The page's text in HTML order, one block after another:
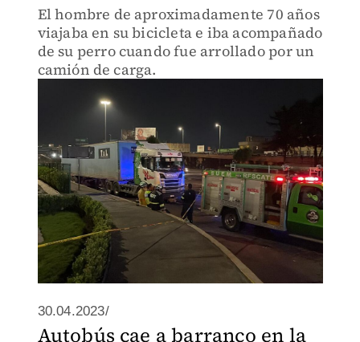
El hombre de aproximadamente 70 años
viajaba en su bicicleta e iba acompañado
de su perro cuando fue arrollado por un
camión de carga.
30.04.2023/
Autobús cae a barranco en la